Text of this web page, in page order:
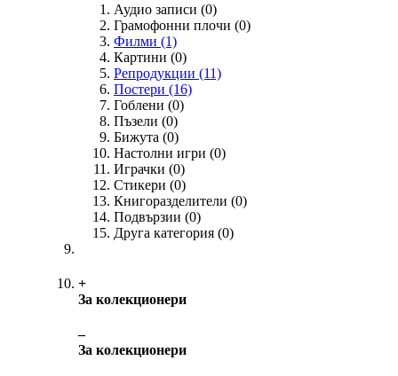
Аудио записи (0)
Грамофонни плочи (0)
Филми (1)
Картини (0)
Репродукции (11)
Постери (16)
Гоблени (0)
Пъзели (0)
Бижута (0)
Настолни игри (0)
Играчки (0)
Стикери (0)
Книгоразделители (0)
Подвързии (0)
Друга категория (0)
+
За колекционери
‒
За колекционери